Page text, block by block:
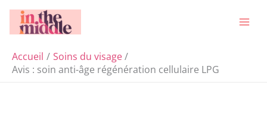
Aller
Accueil
Soins du visage
Avis : soin anti-âge régénération cellulaire LPG
Rechercher